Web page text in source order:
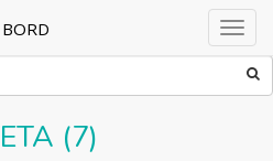
(7)